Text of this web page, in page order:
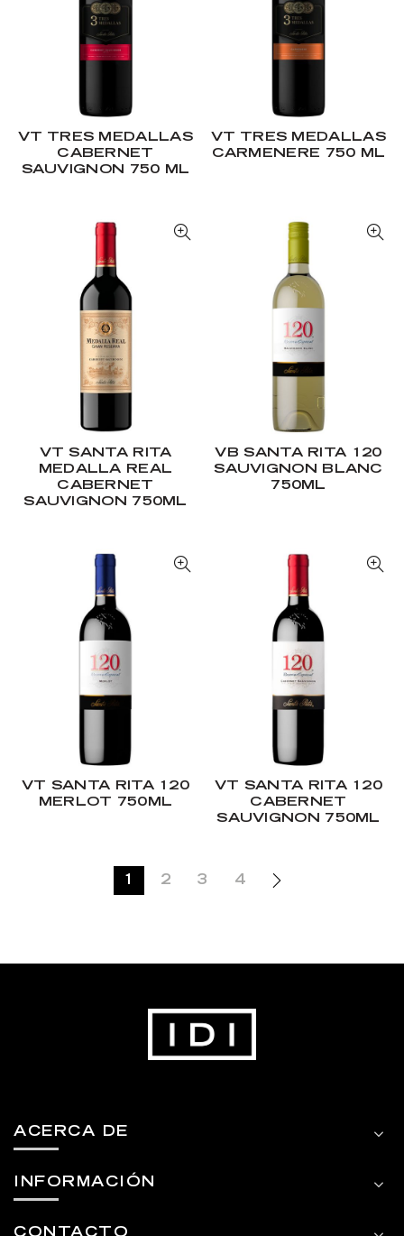
VT TRES MEDALLAS
CABERNET
SAUVIGNON 750 ML
VT TRES MEDALLAS
CARMENERE 750 ML
VT SANTA RITA
MEDALLA REAL
CABERNET
SAUVIGNON 750ML
VB SANTA RITA 120
SAUVIGNON BLANC
750ML
VT SANTA RITA 120
MERLOT 750ML
VT SANTA RITA 120
CABERNET
SAUVIGNON 750ML
1 2 3 4
ACERCA DE
INFORMACIÓN